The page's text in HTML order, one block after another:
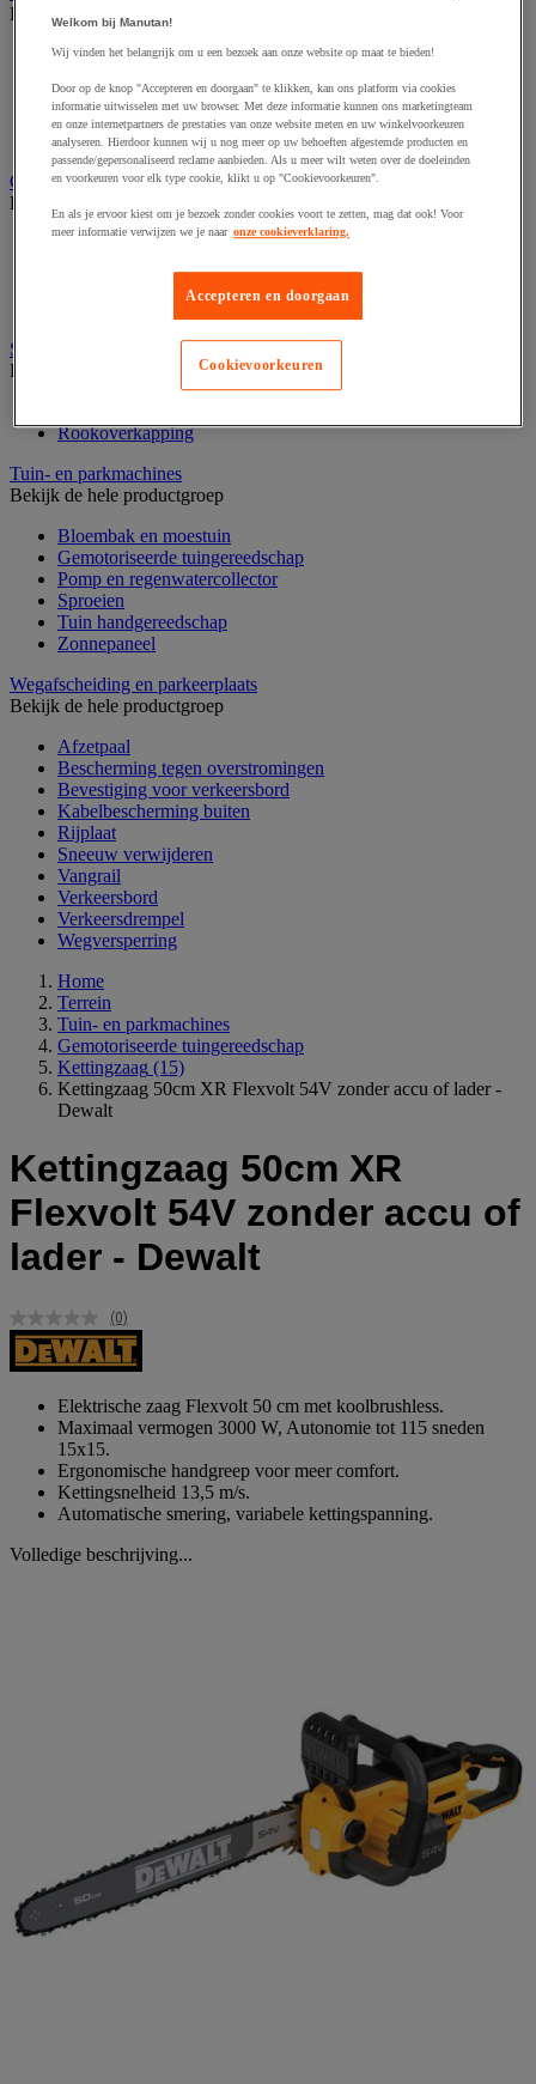
Bekijk de hele productgroep
Parasol en pergola
Tent en podium
Tuin- en terrasmeubilair
Tuinhuis
Gevelvlaggen
Bekijk de hele productgroep
Officiële vlag
Stedelijke overkapping
Bekijk de hele productgroep
Rookoverkapping
Tuin- en parkmachines
Bekijk de hele productgroep
Bloembak en moestuin
Gemotoriseerde tuingereedschap
Pomp en regenwatercollector
Sproeien
Tuin handgereedschap
Zonnepaneel
Wegafscheiding en parkeerplaats
Bekijk de hele productgroep
Afzetpaal
Bescherming tegen overstromingen
Bevestiging voor verkeersbord
Kabelbescherming buiten
Rijplaat
Sneeuw verwijderen
Vangrail
Verkeersbord
Verkeersdrempel
Wegversperring
Home
Terrein
Tuin- en parkmachines
Gemotoriseerde tuingereedschap
Kettingzaag (15)
Kettingzaag 50cm XR Flexvolt 54V zonder accu of lader -
Dewalt
Kettingzaag 50cm XR
Flexvolt 54V zonder accu of
lader - Dewalt
Geen
scorewaarde.
Dezelfde
(0)
Elektrische zaag Flexvolt 50 cm met koolbrushless.
Maximaal vermogen 3000 W, Autonomie tot 115 sneden
15x15.
Ergonomische handgreep voor meer comfort.
Kettingsnelheid 13,5 m/s.
Automatische smering, variabele kettingspanning.
Volledige beschrijving...
Welkom bij Manutan!
Wij vinden het belangrijk om u een bezoek aan onze website op maat te bieden!
Door op de knop "Accepteren en doorgaan" te klikken, kan ons platform via cookies
informatie uitwisselen met uw browser. Met deze informatie kunnen ons marketingteam
en onze internetpartners de prestaties van onze website meten en uw winkelvoorkeuren
analyseren. Hierdoor kunnen wij u nog meer op uw behoeften afgestemde producten en
passende/gepersonaliseerd reclame aanbieden. Als u meer wilt weten over de doeleinden
en voorkeuren voor elk type cookie, klikt u op "Cookievoorkeuren".
En als je ervoor kiest om je bezoek zonder cookies voort te zetten, mag dat ook! Voor
meer informatie verwijzen we je naar onze cookieverklaring.
Accepteren en doorgaan
Cookievoorkeuren